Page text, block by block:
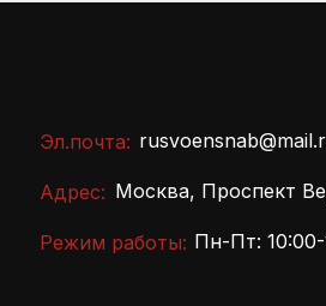
Эл.почта:
Адрес:
Режим работы:
Москва, Проспект
Пн-Пт: